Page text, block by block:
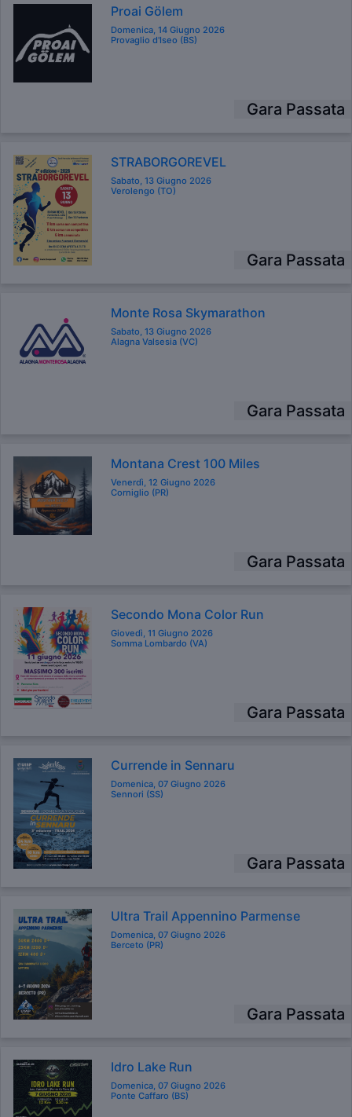
Proai Gölem
Domenica, 14 Giugno 2026
Provaglio d'Iseo (BS)
Gara Passata
STRABORGOREVEL
Sabato, 13 Giugno 2026
Verolengo (TO)
Gara Passata
Monte Rosa Skymarathon
Sabato, 13 Giugno 2026
Alagna Valsesia (VC)
Gara Passata
Montana Crest 100 Miles
Venerdì, 12 Giugno 2026
Corniglio (PR)
Gara Passata
Secondo Mona Color Run
Giovedì, 11 Giugno 2026
Somma Lombardo (VA)
Gara Passata
Currende in Sennaru
Domenica, 07 Giugno 2026
Sennori (SS)
Gara Passata
Ultra Trail Appennino Parmense
Domenica, 07 Giugno 2026
Berceto (PR)
Gara Passata
Idro Lake Run
Domenica, 07 Giugno 2026
Ponte Caffaro (BS)